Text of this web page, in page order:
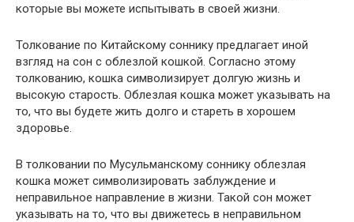
которые вы можете испытывать в своей жизни.
Толкование по Китайскому соннику предлагает иной
взгляд на сон с облезлой кошкой. Согласно этому
толкованию, кошка символизирует долгую жизнь и
высокую старость. Облезлая кошка может указывать на
то, что вы будете жить долго и стареть в хорошем
здоровье.
В толковании по Мусульманскому соннику облезлая
кошка может символизировать заблуждение и
неправильное направление в жизни. Такой сон может
указывать на то, что вы движетесь в неправильном